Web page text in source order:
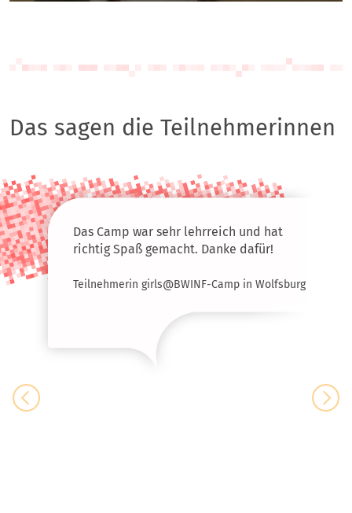
Das sagen die Teilnehmerinnen
lehrreich und hat
Danke dafür!
Camp in Wolfsburg
Am besten
Mischung
Vorheriges